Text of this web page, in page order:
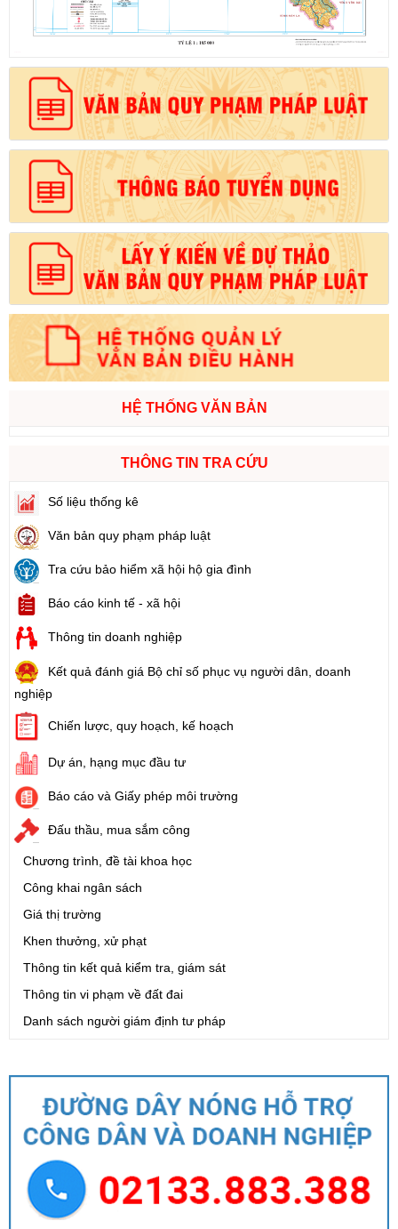
HỆ THỐNG VĂN BẢN
THÔNG TIN TRA CỨU
Số liệu thống kê
Văn bản quy phạm pháp luật
Tra cứu bảo hiểm xã hội hộ gia đình
Báo cáo kinh tế - xã hội
Thông tin doanh nghiệp
Kết quả đánh giá Bộ chỉ số phục vụ người dân, doanh
nghiệp
Chiến lược, quy hoạch, kế hoạch
Dự án, hạng mục đầu tư
Báo cáo và Giấy phép môi trường
Đấu thầu, mua sắm công
Chương trình, đề tài khoa học
Công khai ngân sách
Giá thị trường
Khen thưởng, xử phạt
Thông tin kết quả kiểm tra, giám sát
Thông tin vi phạm về đất đai
Danh sách người giám định tư pháp